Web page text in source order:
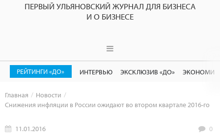
ПЕРВЫЙ УЛЬЯНОВСКИЙ ЖУРНАЛ ДЛЯ БИЗНЕСА
И О БИЗНЕСЕ
РЕЙТИНГИ «ДО» ИНТЕРВЬЮ ЭКСКЛЮЗИВ «ДО»
Главная
Новости
Снижения инфляции в России ожидают во втором квартале 2016-го
11.01.2016 0